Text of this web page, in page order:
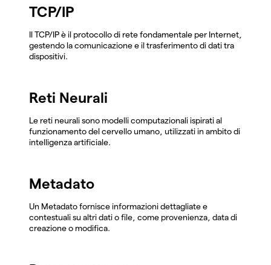
TCP/IP
Il TCP/IP è il protocollo di rete fondamentale per Internet,
gestendo la comunicazione e il trasferimento di dati tra
dispositivi.
Reti Neurali
Le reti neurali sono modelli computazionali ispirati al
funzionamento del cervello umano, utilizzati in ambito di
intelligenza artificiale.
Metadato
Un Metadato fornisce informazioni dettagliate e
contestuali su altri dati o file, come provenienza, data di
creazione o modifica.